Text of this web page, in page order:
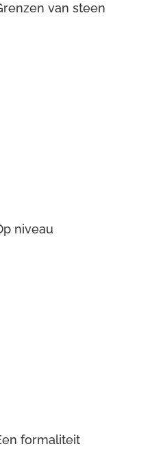
van steen
niveau
formaliteit